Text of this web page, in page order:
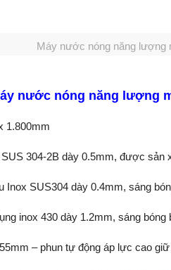
Máy nước nóng năng lượng
nước nóng năng lượng
1.800mm
304-2B dày 0.5mm, được sản
Inox SUS304 dày 0.4mm, sáng
inox 430 dày 1.2mm, sáng bóng
– phun tự động áp lực cao